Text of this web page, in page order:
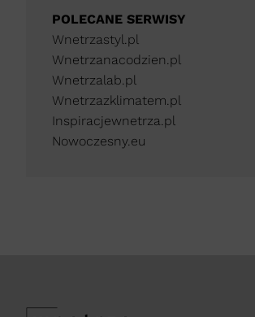
POLECANE SERWISY
Wnetrzastyl.pl
Wnetrzanacodzien.pl
Wnetrzalab.pl
Wnetrzazklimatem.pl
Inspiracjewnetrza.pl
Nowoczesny.eu